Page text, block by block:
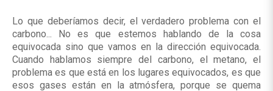
Lo que deberíamos decir, el verdadero problema con el
carbono... No es que estemos hablando de la cosa
equivocada sino que vamos en la dirección equivocada.
Cuando hablamos siempre del carbono, el metano, el
problema es que está en los lugares equivocados, es que
esos gases están en la atmósfera, porque se quema